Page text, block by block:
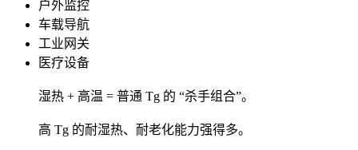
户外监控
车载导航
工业网关
医疗设备
湿热 + 高温 = 普通 Tg 的 “杀手组合”。
高 Tg 的耐湿热、耐老化能力强得多。